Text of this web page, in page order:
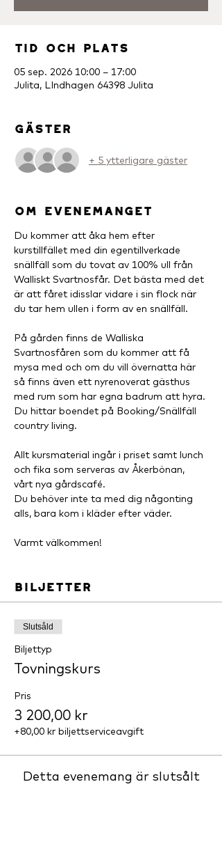
Tid och plats
05 sep. 2026 10:00 – 17:00
Julita, LIndhagen 64398 Julita
Gäster
+ 5 ytterligare gäster
Om evenemanget
Du kommer att åka hem efter
kurstillfället med din egentillverkade
snällfäll som du tovat av 100% ull från
Walliskt Svartnosfår. Det bästa med det
är att fåret idisslar vidare i sin flock när
du tar hem ullen i form av en snällfäll.
På gården finns de Walliska
Svartnosfåren som du kommer att få
mysa med och om du vill övernatta här
så finns även ett nyrenoverat gästhus
med rum som har egna badrum att hyra.
Du hittar boendet på Booking/Snällfäll
country living.
Allt kursmaterial ingår i priset samt lunch
och fika som serveras av Åkerbönan,
vårt nya gårdscafé.
Du behöver inte ta med dig någonting
alls, bara kom i kläder efter väder.
Varmt välkommen!
Biljetter
Slutsåld
Biljettyp
Tovningskurs
Pris
3 200,00 kr
+80,00 kr biljettserviceavgift
Detta evenemang är slutsålt